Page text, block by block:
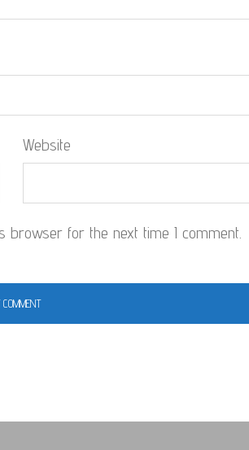
Website
browser for the next time I comment.